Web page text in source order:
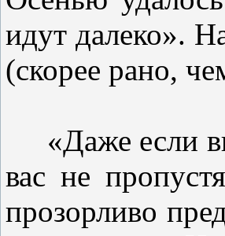
идут далеко».
(скорее рано,
«Даже если
вас не
прозорливо